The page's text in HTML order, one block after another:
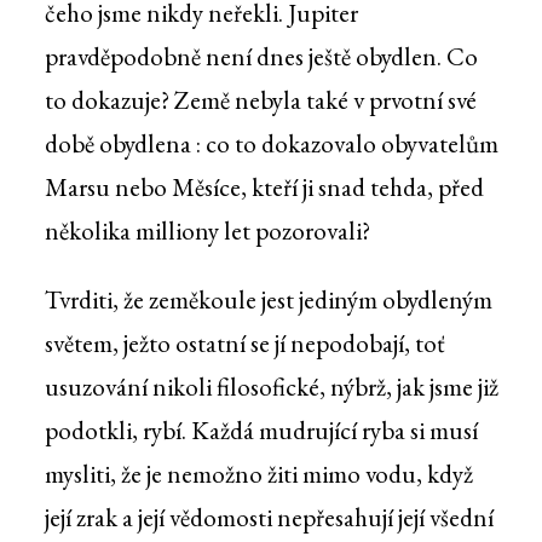
čeho jsme nikdy neřekli. Jupiter
pravděpodobně není dnes ještě obydlen. Co
to dokazuje? Země nebyla také v prvotní své
době obydlena : co to dokazovalo obyvatelům
Marsu nebo Měsíce, kteří ji snad tehda, před
několika milliony let pozorovali?
Tvrditi, že zeměkoule jest jediným obydleným
světem, ježto ostatní se jí nepodobají, toť
usuzování nikoli filosofické, nýbrž, jak jsme již
podotkli, rybí. Každá mudrující ryba si musí
mysliti, že je nemožno žiti mimo vodu, když
její zrak a její vědomosti nepřesahují její všední